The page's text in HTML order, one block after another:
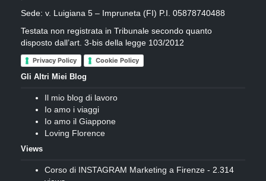
Sede: v. Luigiana 5 – Impruneta (FI) P.I. 05878740488
Testata non registrata in Tribunale secondo quanto
disposto dall’art. 3-bis della legge 103/2012
Privacy Policy Cookie Policy
Gli Altri Miei Blog
Il mio blog di lavoro
Io amo i viaggi
Io amo il Giappone
Loving Florence
Views
Corso di INSTAGRAM Marketing a Firenze - 2.314